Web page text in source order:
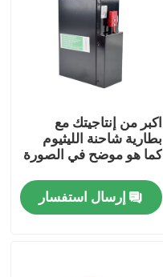
اكبر من إنتاجيتك مع
بطارية شاحنة الليثيوم
كما هو موضح في الصورة
إرسال استفسار